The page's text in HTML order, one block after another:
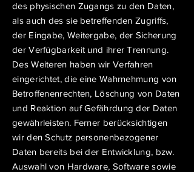
des physischen Zugangs zu den Daten,
als auch des sie betreffenden Zugriffs,
der Eingabe, Weitergabe, der Sicherung
der Verfügbarkeit und ihrer Trennung.
Des Weiteren haben wir Verfahren
eingerichtet, die eine Wahrnehmung von
Betroffenenrechten, Löschung von Daten
und Reaktion auf Gefährdung der Daten
gewährleisten. Ferner berücksichtigen
wir den Schutz personenbezogener
Daten bereits bei der Entwicklung, bzw.
Auswahl von Hardware, Software sowie